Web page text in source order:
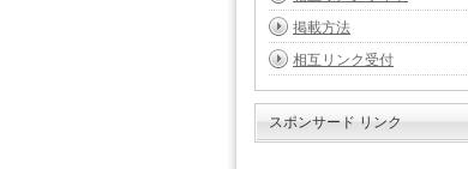
掲載方法
相互リンク受付
スポンサード リンク